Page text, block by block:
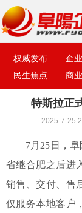
权威发布 企
民生焦点
商
特斯拉正
2025-7-25
7月25日，
省继合肥之后进
销售、交付、售
仅服务本地客户